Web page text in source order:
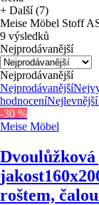
+ Další (7)
Meise Möbel Stoff
9 výsledků
Nejprodávanější
Nejprodávanější
Nejprodávanější
hodnocení
-30 %
Meise Möbel
jakost
roštem,